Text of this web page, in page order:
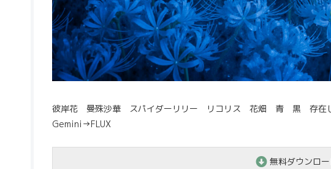
彼岸花 曼殊沙華 スパイダーリリー リコリス 花畑 青 黒 存
Gemini→FLUX
無料ダウンロー